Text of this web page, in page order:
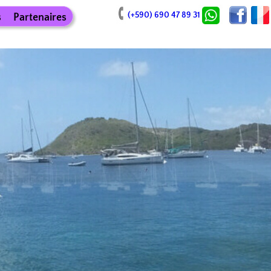
(+590) 690 47 89 31
Partenaires